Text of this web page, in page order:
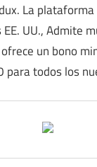
La
UU., Admite
un bono
para todos los